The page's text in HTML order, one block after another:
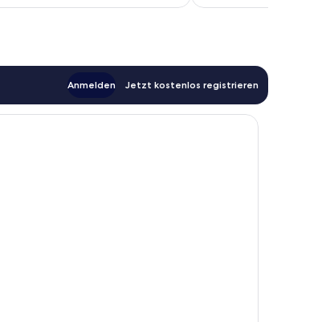
Anmelden Jetzt kostenlos registrieren